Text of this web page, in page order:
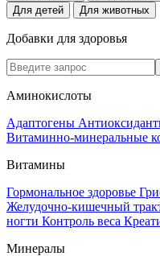
Для детей
Для животных
Добавки для здоровья
Аминокислоты
Адаптогены
Витаминно-минеральные
Витамины
Гормональное здоровье
Желудочно-кишечный
ногти Контроль веса
Минералы